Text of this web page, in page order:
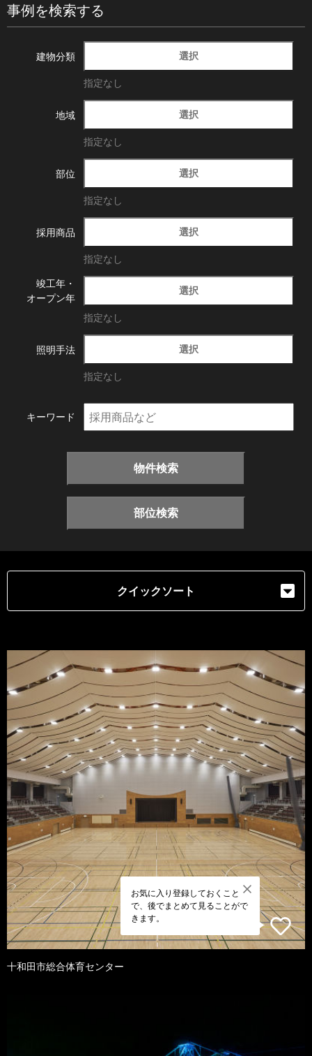
事例を検索する
建物分類 選択
指定なし
地域 選択
指定なし
部位 選択
指定なし
採用商品 選択
指定なし
竣工年・
オープン年
選択
指定なし
照明手法 選択
指定なし
キーワード
物件検索
部位検索
クイックソート
お気に入り登録しておくこと
で、後でまとめて見ることがで
きます。
十和田市総合体育センター